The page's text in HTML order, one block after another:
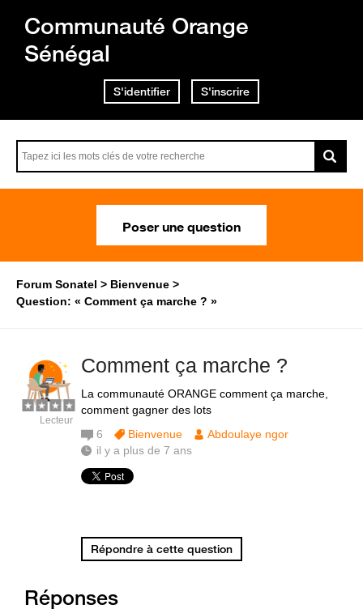
Communauté Orange
Sénégal
S'identifier S'inscrire
Poser une question
Forum Sonatel
Bienvenue
Question: « Comment ça marche ? »
Comment ça marche ?
La communauté ORANGE comment ça marche,
comment gagner des lots
Lecteur
6 Bienvenue
Abdoulaye ngor
il y a plus de 7 ans
Répondre à cette question
Réponses